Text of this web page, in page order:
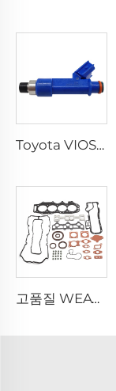
Toyota VIOS 및 YARIS 1.3, 1.5용 신형 자동차 엔진 시스템 인젝터 노즐 23209-21040
고품질 WEAT 엔진 가스켓 세트 WE01-10-271 오버홀 실링 키트 포드 RANGER 3.0L / 마즈다 BT-50 3.0L용